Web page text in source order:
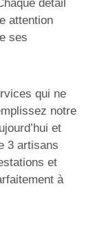
détail
attention
ses
qui ne
notre
et
3 artisans
et
à